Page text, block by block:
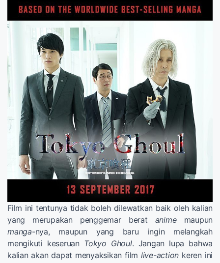
Film ini tentunya tidak boleh dilewatkan baik oleh kalian
yang merupakan penggemar berat animemaupun
manga-nya, maupun yang baru ingin melangkah
mengikuti keseruan Tokyo Ghoul. Jangan lupa bahwa
kalian akan dapat menyaksikan film live-action keren ini